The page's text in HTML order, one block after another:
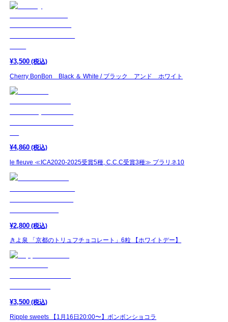
¥3,500 (税込)
Cherry BonBon Black ＆ White / ブラック アンド ホワイト
¥4,860 (税込)
le fleuve ≪ICA2020-2025受賞5種, C.C.C受賞3種≫ プラリネ10
¥2,800 (税込)
きよ泉 「京都のトリュフチョコレート」6粒 【ホワイトデー】
¥3,500 (税込)
Ripple sweets 【1月16日20:00〜】ボンボンショコラ